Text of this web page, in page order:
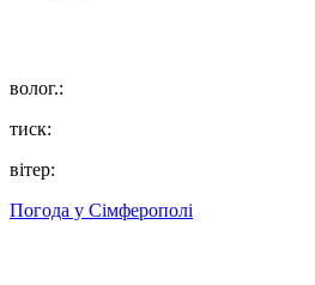
волог.:
тиск:
вітер:
Погода у Сімферополі